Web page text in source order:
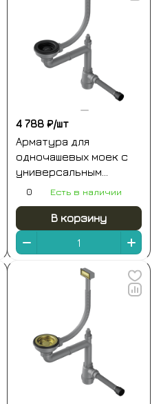
4 788 ₽/шт
Арматура для
одночашевых моек с
универсальным
прямоугольным
omoikiri wk-1-un-gb
0 Есть в наличии
В корзину